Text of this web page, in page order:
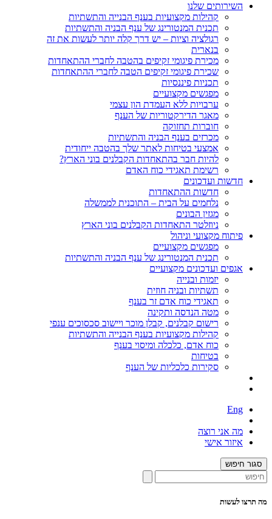
השירותים שלנו
קהילות מקצועיות בענף הבנייה והתשתיות
תכנית המנטורינג של ענף הבניה והתשתיות
רגולציה וציות – יש דרך קלה יותר לעשות את זה
בנארית
מכירת פיגומי זקיפים בהטבה לחברי ההתאחדות
שכירת פיגומי זקיפים הטבה לחברי ההתאחדות
תכניות פיננסיות
מפגשים מקצועיים
ערבויות ללא העמדת הון עצמי
מאגר הדירקטוריות של הענף
חוברות תחזוקה
מכרזים בענף הבניה והתשתיות
אמצעי בטיחות לאתר שלך בהטבה ייחודית
להיות חבר בהתאחדות הקבלנים בוני הארץ?
רשימת תאגידי כוח האדם
חדשות ועדכונים
חדשות ההתאחדות
נלחמים על הבית – התוכנית לממשלה
מגזין הבונים
ניוזלטר התאחדות הקבלנים בוני הארץ
פיתוח מקצועי וניהול
מפגשים מקצועיים
תכנית המנטורינג של ענף הבניה והתשתיות
אגפים ועדכונים מקצועיים
יזמות ובנייה
תשתיות ובניה חוזית
תאגידי כוח אדם זר בענף
מטה הנדסה ותקינה
רישום קבלנים, קבלן מוכר ויישוב סכסוכים ענפי
קהילות מקצועיות בענף הבנייה והתשתיות
כוח אדם, כלכלה ומיסוי בענף
בטיחות
סקירות כלכליות של הענף
Eng
מה אני רוצה
איזור אישי
סגור חיפוש
מה תרצו לעשות